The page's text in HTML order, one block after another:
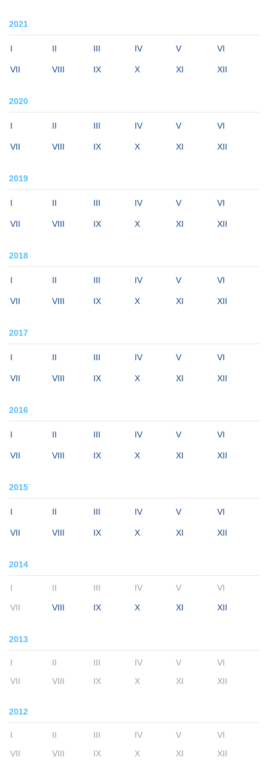
2021
I II III IV V VI
VII VIII IX X XI XII
2020
I II III IV V VI
VII VIII IX X XI XII
2019
I II III IV V VI
VII VIII IX X XI XII
2018
I II III IV V VI
VII VIII IX X XI XII
2017
I II III IV V VI
VII VIII IX X XI XII
2016
I II III IV V VI
VII VIII IX X XI XII
2015
I II III IV V VI
VII VIII IX X XI XII
2014
I II III IV V VI
VII VIII IX X XI XII
2013
I II III IV V
VI
VII
VIII IX X XI XII
2012
I II III IV V
VI
VII
VIII IX X XI XII